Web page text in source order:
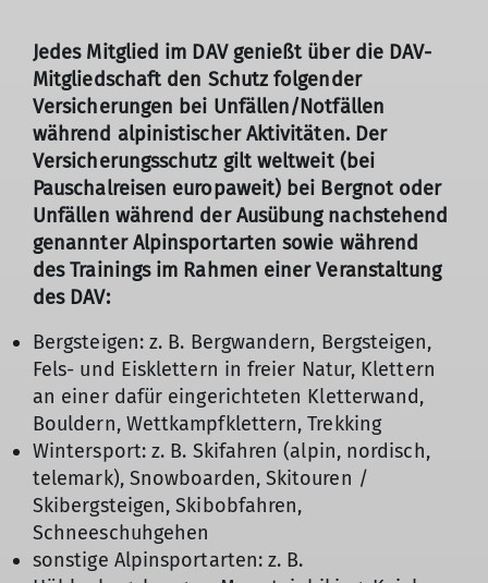
Jedes Mitglied im DAV genießt über die DAV-
Mitgliedschaft den Schutz folgender
Versicherungen bei Unfällen/Notfällen
während alpinistischer Aktivitäten. Der
Versicherungsschutz gilt weltweit (bei
Pauschalreisen europaweit) bei Bergnot oder
Unfällen während der Ausübung nachstehend
genannter Alpinsportarten sowie während
des Trainings im Rahmen einer Veranstaltung
des DAV:
Bergsteigen: z. B. Bergwandern, Bergsteigen,
Fels- und Eisklettern in freier Natur, Klettern
an einer dafür eingerichteten Kletterwand,
Bouldern, Wettkampfklettern, Trekking
Wintersport: z. B. Skifahren (alpin, nordisch,
telemark), Snowboarden, Skitouren /
Skibergsteigen, Skibobfahren,
Schneeschuhgehen
sonstige Alpinsportarten: z. B.